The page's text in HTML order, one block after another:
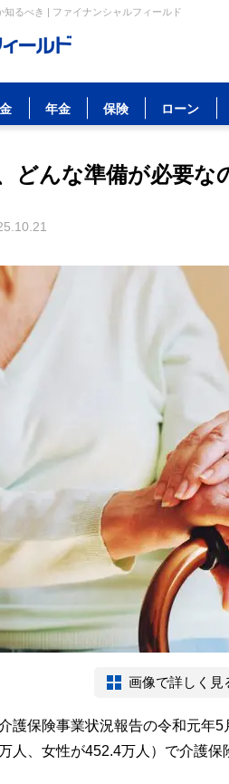
るべき | ファイナンシャルフィールド
年金 保険 ローン
どんな準備が必要な
画像で詳しく見
護保険事業状況報告の令和元年
人、女性が452.4万人）で介護